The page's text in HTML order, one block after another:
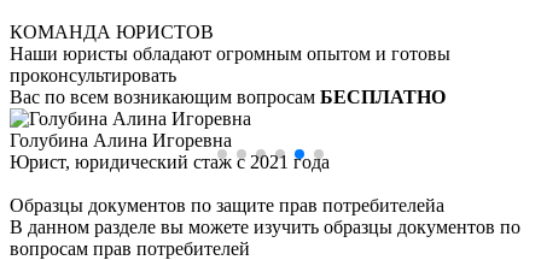
КОМАНДА ЮРИСТОВ
Наши юристы обладают огромным опытом и готовы
проконсультировать
Вас по всем возникающим вопросам БЕСПЛАТНО
Черняева Алла Игоревна
Старший юрист, юридический стаж с 2008 года
Образцы документов по защите прав потребителейа
В данном разделе вы можете изучить образцы документов по
вопросам прав потребителей